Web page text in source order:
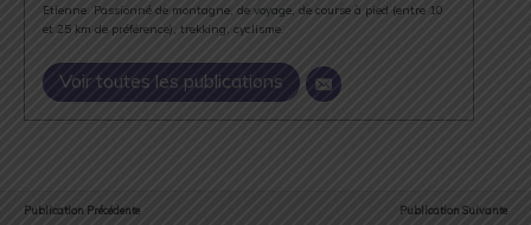
Etienne. Passionné de montagne, de voyage, de course à pied (entre 10
et 25 km de préférence), trekking, cyclisme.
Voir toutes les publications
Publication Précédente
Publication Suivante